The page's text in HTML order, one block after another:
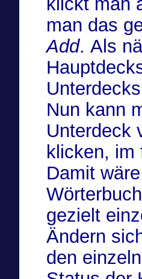
man das
Add. Als
Nun kann
Unterdeck
klicken,
Damit
gezielt
Ändern
den